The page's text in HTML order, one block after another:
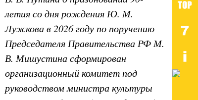
летия со дня рождения Ю. М.
Лужкова в 2026 году по поручению
Председателя Правительства РФ М.
В. Мишустина сформирован
организационный комитет под
руководством министра культуры